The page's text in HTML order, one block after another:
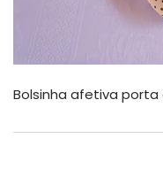
Bolsinha afetiva porta